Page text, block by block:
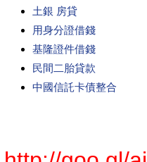
土銀 房貸
用身分證借錢
基隆證件借錢
民間二胎貸款
中國信託卡債整合